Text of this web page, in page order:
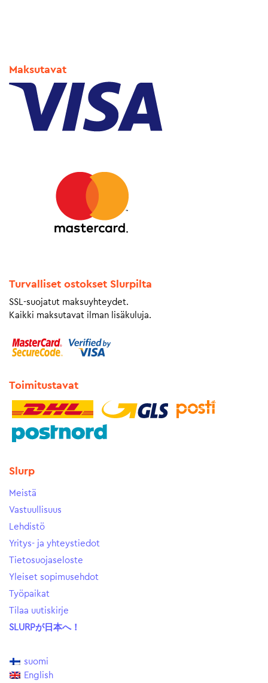
Maksutavat
Turvalliset ostokset Slurpilta
SSL-suojatut maksuyhteydet.
Kaikki maksutavat ilman lisäkuluja.
Toimitustavat
Slurp
Meistä
Vastuullisuus
Lehdistö
Yritys- ja yhteystiedot
Tietosuojaseloste
Yleiset sopimusehdot
Työpaikat
Tilaa uutiskirje
SLURPが日本へ！
suomi
English